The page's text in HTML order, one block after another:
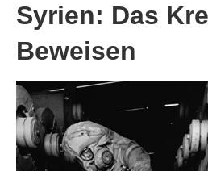
Syrien: Das
Beweisen